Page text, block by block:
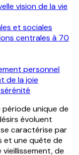
vision de la vie
et sociales
centrales à 70
personnel
de la joie
unique de
évoluent
caractérise par
et une quête de
vieillissement, de